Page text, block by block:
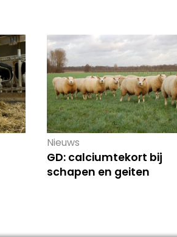
Nieuws
GD: calciumtekort bij
schapen en geiten